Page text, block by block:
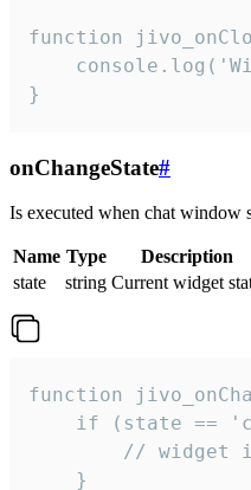
function
}
onChangeState#
Is executed when chat window
Name Type
Description
state
string Current widget
function
if (state ==
// widget
    }